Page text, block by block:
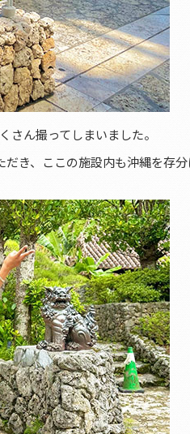
さん撮ってしまいました。
だき、ここの施設内も沖縄を存